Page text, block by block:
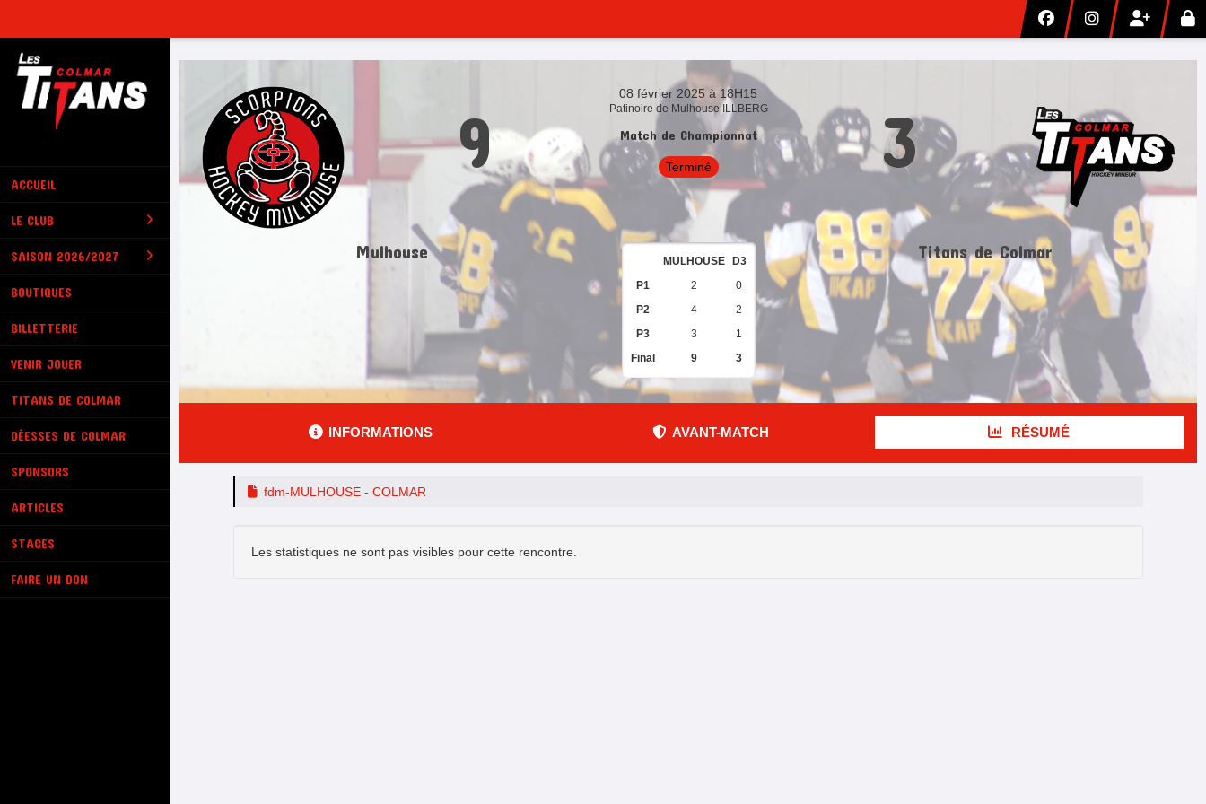
ACCUEIL
LE CLUB
SAISON 2026/2027
BOUTIQUES
BILLETTERIE
VENIR JOUER
TITANS DE COLMAR
DÉESSES DE COLMAR
SPONSORS
ARTICLES
STAGES
FAIRE UN DON
08 février 2025 à 18H15
Patinoire de Mulhouse ILLBERG
Match de Championnat
Terminé
9 3
Mulhouse Titans de Colmar
MULHOUSE
D3
P1
2
0
P2
4
2
P3
3
1
Final
9 3
INFORMATIONS AVANT-MATCH RÉSUMÉ
fdm-MULHOUSE - COLMAR
Les statistiques ne sont pas visibles pour cette rencontre.